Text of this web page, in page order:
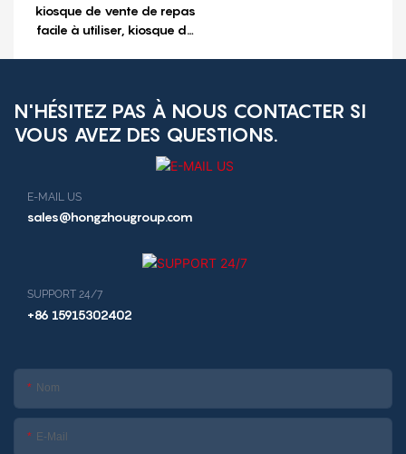
kiosque de vente de repas
facile à utiliser, kiosque de
N'HÉSITEZ PAS À NOUS CONTACTER SI
VOUS AVEZ DES QUESTIONS.
E-MAIL US
sales@hongzhougroup.com
SUPPORT 24/7
+86 15915302402
Nom
E-Mail